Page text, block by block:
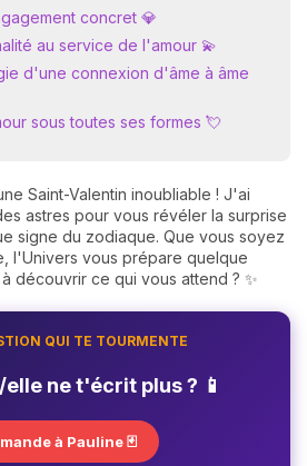
concret 💎
au service de l'amour 💫
d'une connexion d'âme à âme
sous toutes ses formes 💘
Saint-Valentin inoubliable ! J'ai
astres pour vous révéler la surprise
signe du zodiaque. Que vous soyez
l'Univers vous prépare quelque
découvrir ce qui vous attend ? ✨
QUI TE TOURMENTE
ne t'écrit plus ? 📱
à Pauline 🃏